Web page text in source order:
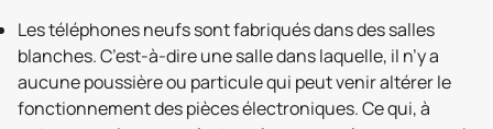
Les téléphones neufs sont fabriqués dans des salles
blanches. C’est-à-dire une salle dans laquelle, il n’y a
aucune poussière ou particule qui peut venir altérer le
fonctionnement des pièces électroniques. Ce qui, à